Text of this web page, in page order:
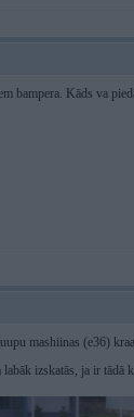
bampera. Kāds va
mashiinas (e36)
izskatās, ja ir tādā